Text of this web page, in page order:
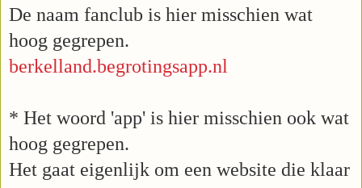
De naam fanclub is hier misschien wat
hoog gegrepen.
berkelland.begrotingsapp.nl
* Het woord 'app' is hier misschien ook wat
hoog gegrepen.
Het gaat eigenlijk om een website die klaar